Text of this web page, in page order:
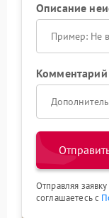
Описание
Комментарий
Отправляя
соглашаетесь с